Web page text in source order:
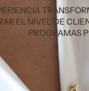
EL NIVEL DE
PROGRAMAS